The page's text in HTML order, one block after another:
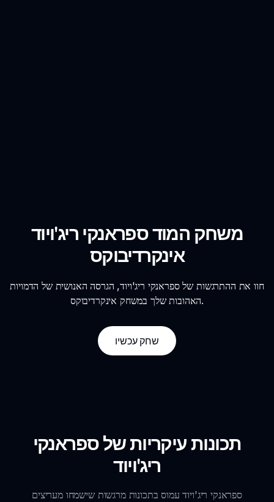
משחק המוד ספראנקי ריג'ויוד
אינקרדיבוקס
חוו את ההתרגשות של ספראנקי ריג'ויוד, הגרסה האנושית של הדמויות
האהובות שלך במשחק אינקרדיבוקס.
שחק עכשיו
תכונות עיקריות של ספראנקי
ריג'ויוד
ספראנקי ריג'ויוד עמוס בתכונות מרגשות שישמחו מעריצים